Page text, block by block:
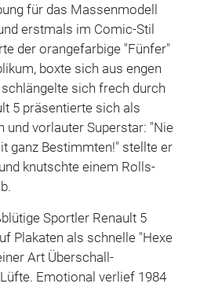
für das Massenmodell
erstmals im Comic-Stil
der orangefarbige "Fünfer"
boxte sich aus engen
sich frech durch
5 präsentierte sich als
und vorlauter Superstar: "Nie
ganz Bestimmten!" stellte er
knutschte einem Rolls-
Sportler Renault 5
Plakaten als schnelle "Hexe
Art Überschall-
Emotional verlief 1984